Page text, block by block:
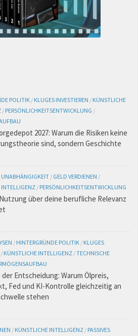
POLITIK / KLUGES INVESTIEREN / KÜNSTLICHE
/ PERSÖNLICHKEITSENTWICKLUNG /
2027: Warum die Risiken keine
sind, sondern Geschichte
UNABHÄNGIGKEIT / GELD VERDIENEN /
/ PERSÖNLICHKEITSENTWICKLUNG
über deine berufliche Relevanz
/ HINTERGRÜNDE POLITIK / KLUGES
/ KÜNSTLICHE INTELLIGENZ /TECHNISCHE
der Entscheidung: Warum Ölpreis,
Fed und KI-Kontrolle gleichzeitig an
stehen
/ KÜNSTLICHE INTELLIGENZ / PASSIVES